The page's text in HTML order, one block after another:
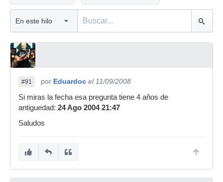
#91 por Eduardoc el 11/09/2008
Si miras la fecha esa pregunta tiene 4 años de
antiguedad: 24 Ago 2004 21:47
Saludos